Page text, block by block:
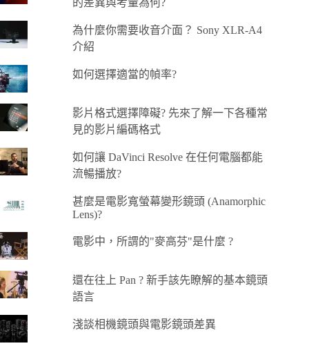
的差異與考量為何?
為什麼你需要收音介面？ Sony XLR-A4
介紹
如何選擇適當的幀率?
影片格式選擇障礙? 先來了解一下各種常
見的影片編碼格式
如何讓 DaVinci Resolve 在任何電腦都能
流暢播放?
甚麼是電影寬螢幕變形鏡頭 (Anamorphic
Lens)?
電影中，所謂的"麥高芬"是什麼 ?
還在往上 Pan ? 新手該先瞭解的基本鏡頭
語言
淺談相機鏡頭與電影鏡頭差異